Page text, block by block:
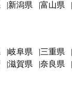
新潟県 富山県
岐阜県 三重県
滋賀県 奈良県